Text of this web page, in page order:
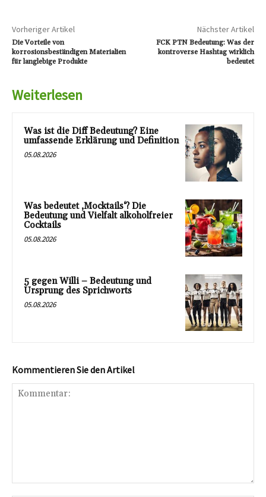
Vorheriger Artikel
Die Vorteile von
korrosionsbeständigen Materialien
für langlebige Produkte
Nächster Artikel
FCK PTN Bedeutung: Was der
kontroverse Hashtag wirklich
bedeutet
Weiterlesen
Was ist die Diff Bedeutung? Eine
umfassende Erklärung und Definition
05.08.2026
Was bedeutet ‚Mocktails‘? Die
Bedeutung und Vielfalt alkoholfreier
Cocktails
05.08.2026
5 gegen Willi – Bedeutung und
Ursprung des Sprichworts
05.08.2026
Kommentieren Sie den Artikel